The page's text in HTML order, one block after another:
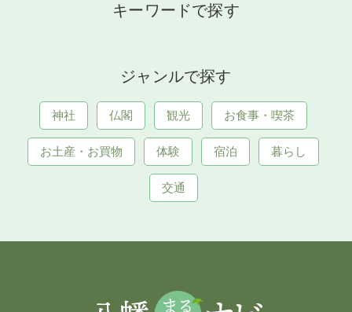
キーワードで探す
ジャンルで探す
神社 仏閣 観光 お食事・喫茶
お土産・お買物 体験 宿泊 暮らし
交通